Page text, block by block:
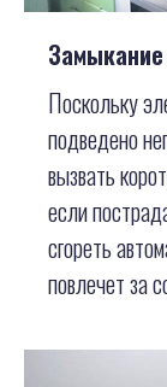
Поскольку
подведено
вызвать
если
сгореть
повлечет за